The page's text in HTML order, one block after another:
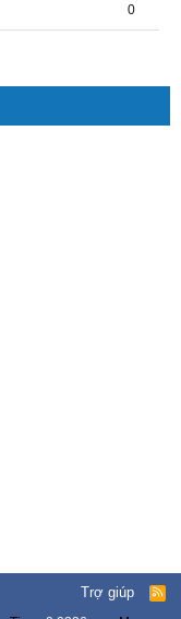
0
Trợ giúp
R